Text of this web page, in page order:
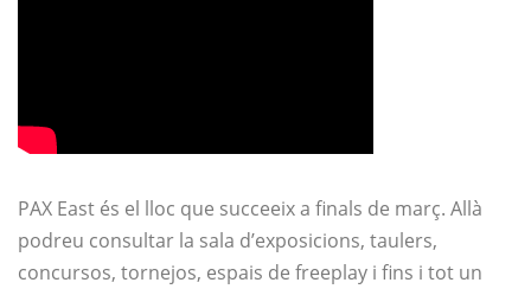
PAX East és el lloc que succeeix a finals de març. Allà
podreu consultar la sala d’exposicions, taulers,
concursos, tornejos, espais de freeplay i fins i tot un